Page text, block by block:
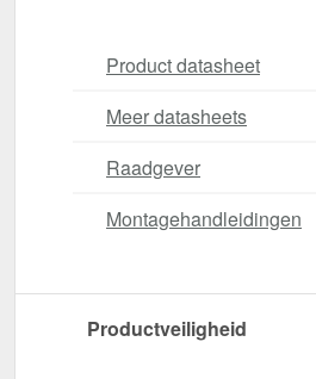
Product datasheet
Meer datasheets
Raadgever
Montagehandleidingen
Productveiligheid